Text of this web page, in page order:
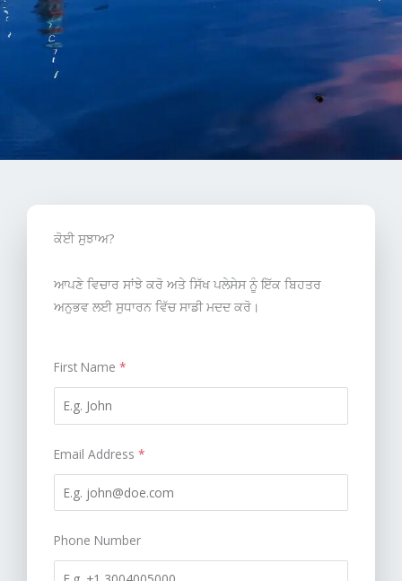
ਕੋਈ ਸੁਝਾਅ?
ਆਪਣੇ ਵਿਚਾਰ ਸਾਂਝੇ ਕਰੋ ਅਤੇ ਸਿੱਖ ਪਲੇਸੇਸ ਨੂੰ ਇੱਕ ਬਿਹਤਰ
ਅਨੁਭਵ ਲਈ ਸੁਧਾਰਨ ਵਿੱਚ ਸਾਡੀ ਮਦਦ ਕਰੋ।
First Name *
Email Address *
Phone Number